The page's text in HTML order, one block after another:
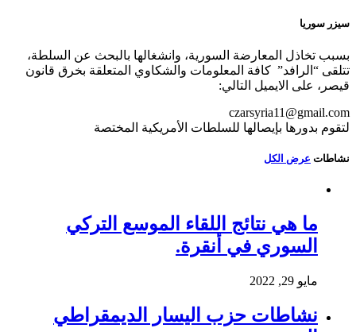
سيزر سوريا
بسبب تخاذل المعارضة السورية، وانشغالها بالبحث عن السلطة،
تتلقى “الرافد” كافة المعلومات والشكاوي المتعلقة بخرق قانون
قيصر، على الايميل التالي:
czarsyria11@gmail.com
لتقوم بدورها بإيصالها للسلطات الأمريكية المختصة
نشاطات عرض الكل
ما هي نتائج اللقاء الموسع التركي
السوري في أنقرة.
مايو 29, 2022
نشاطات حزب اليسار الديمقراطي